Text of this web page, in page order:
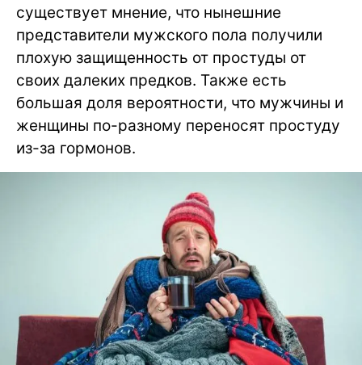
существует мнение, что нынешние
представители мужского пола получили
плохую защищенность от простуды от
своих далеких предков. Также есть
большая доля вероятности, что мужчины и
женщины по-разному переносят простуду
из-за гормонов.